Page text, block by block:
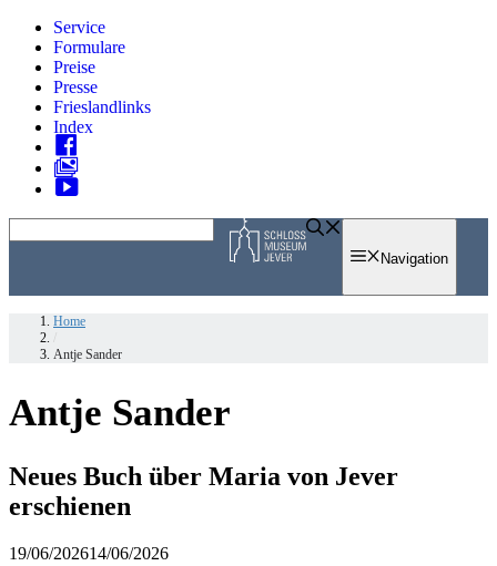
Zum
Inhalt
springen
Service
Formulare
Preise
Presse
Frieslandlinks
Index
to
Navigation
Home
Antje Sander
Antje Sander
Neues Buch über Maria von Jever
erschienen
19/06/202614/06/2026